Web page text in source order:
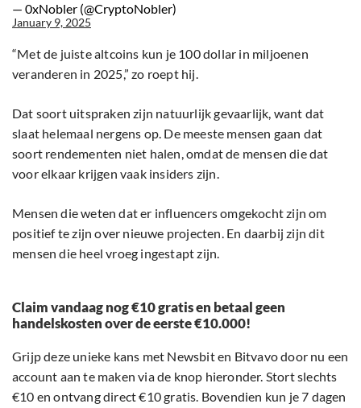
— 0xNobler (@CryptoNobler)
January 9, 2025
“Met de juiste altcoins kun je 100 dollar in miljoenen
veranderen in 2025,” zo roept hij.
Dat soort uitspraken zijn natuurlijk gevaarlijk, want dat
slaat helemaal nergens op. De meeste mensen gaan dat
soort rendementen niet halen, omdat de mensen die dat
voor elkaar krijgen vaak insiders zijn.
Mensen die weten dat er influencers omgekocht zijn om
positief te zijn over nieuwe projecten. En daarbij zijn dit
mensen die heel vroeg ingestapt zijn.
Claim vandaag nog €10 gratis en betaal geen
handelskosten over de eerste €10.000!
Grijp deze unieke kans met Newsbit en Bitvavo door nu een
account aan te maken via de knop hieronder. Stort slechts
€10 en ontvang direct €10 gratis. Bovendien kun je 7 dagen